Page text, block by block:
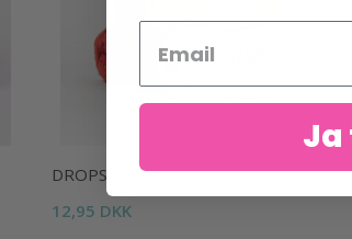
DROPS PARIS
12,95 DKK
Ja